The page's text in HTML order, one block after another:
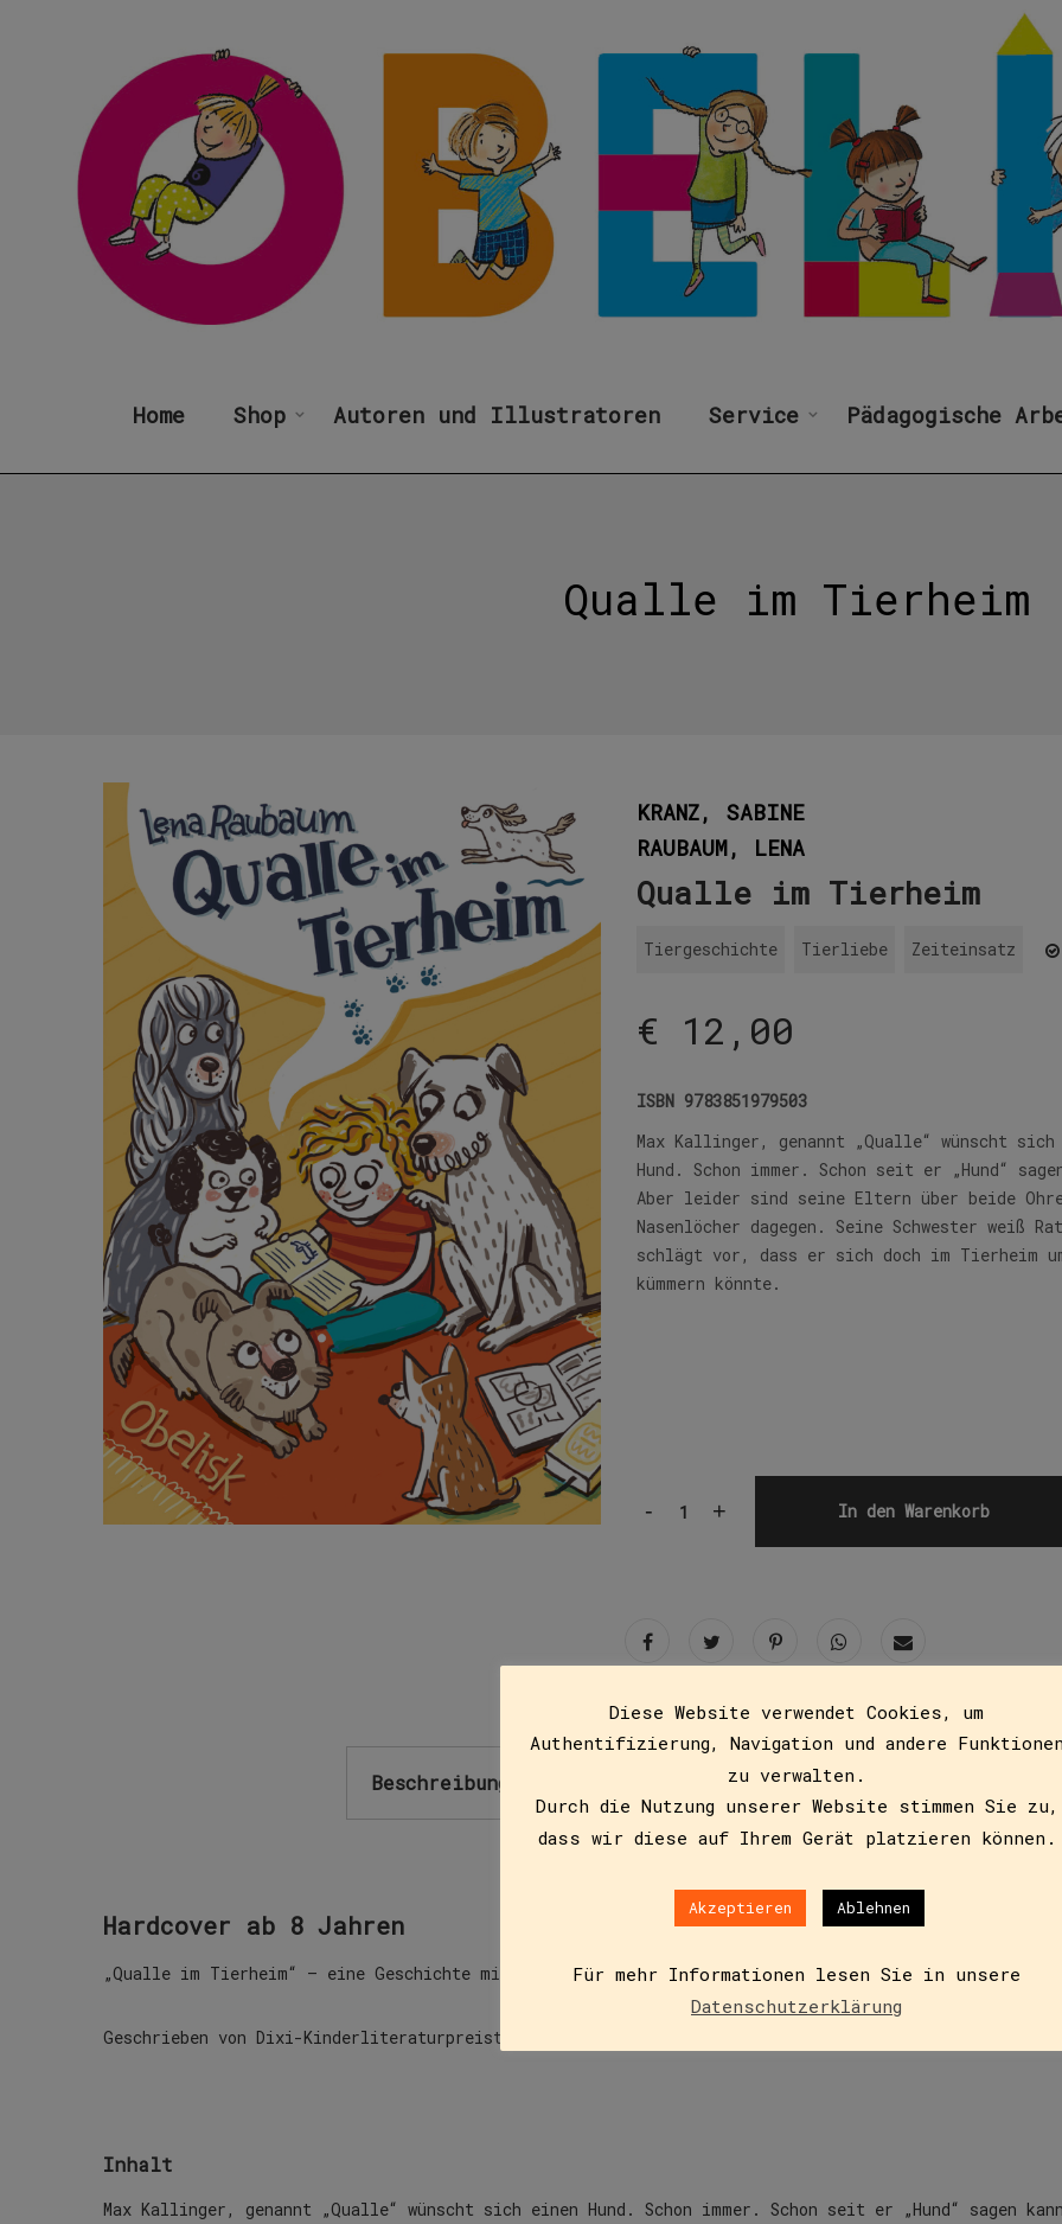
Home Shop Autoren und Illustratoren Service Pädagogische
Qualle im Tierheim
KRANZ, SABINE
RAUBAUM, LENA
Qualle im Tierheim
Tiergeschichte Tierliebe Zeiteinsatz
€ 12,00
ISBN 9783851979503
Max Kallinger, genannt „Qualle“ wünscht sich
Hund. Schon immer. Schon seit er „Hund“
Aber leider sind seine Eltern über beide
Nasenlöcher dagegen. Seine Schwester weiß
schlägt vor, dass er sich doch im Tierheim
kümmern könnte.
- + In den Warenkorb
Beschreibung Zusätzliche Informationen
Hardcover ab 8 Jahren
„Qualle im Tierheim“ – eine Geschichte mit Wau-Effekt!
Geschrieben von Dixi-Kinderliteraturpreisträgerin Lena Raubaum.
Inhalt
Max Kallinger, genannt „Qualle“ wünscht sich einen Hund. Schon immer. Schon seit er „Hund“ sagen
Diese Website verwendet Cookies, um
Authentifizierung, Navigation und andere
zu verwalten.
Durch die Nutzung unserer Website stimmen Sie zu,
dass wir diese auf Ihrem Gerät platzieren können.
Akzeptieren Ablehnen
Für mehr Informationen lesen Sie in unsere
Datenschutzerklärung